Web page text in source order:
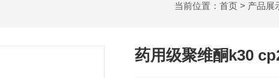
当前位置： 首页 > 产品展
药用级聚维酮k30